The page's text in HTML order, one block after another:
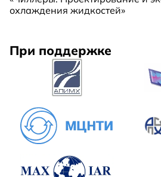
охлаждения жидкостей»
При поддержке